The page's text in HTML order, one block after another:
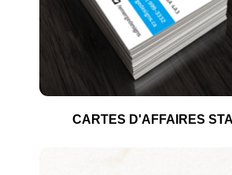
CARTES D'AFFAIRES